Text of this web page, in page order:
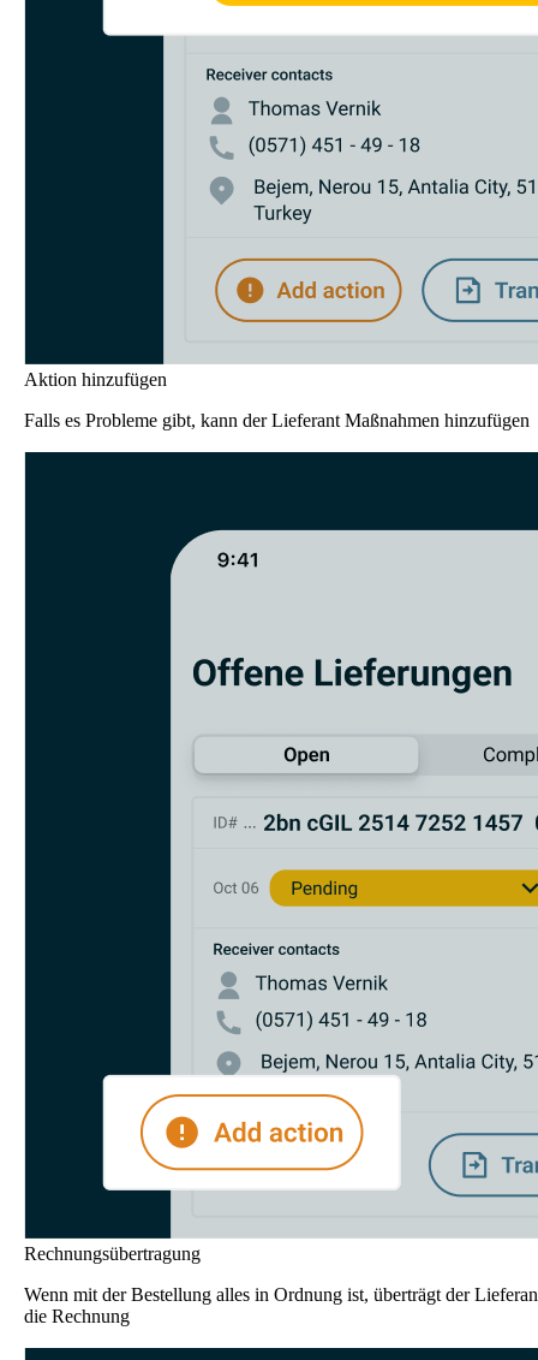
Aktion hinzufügen
Falls es Probleme gibt, kann der Lieferant Maßnahmen hinzufügen
Rechnungsübertragung
Wenn mit der Bestellung alles in Ordnung ist, überträgt der
die Rechnung